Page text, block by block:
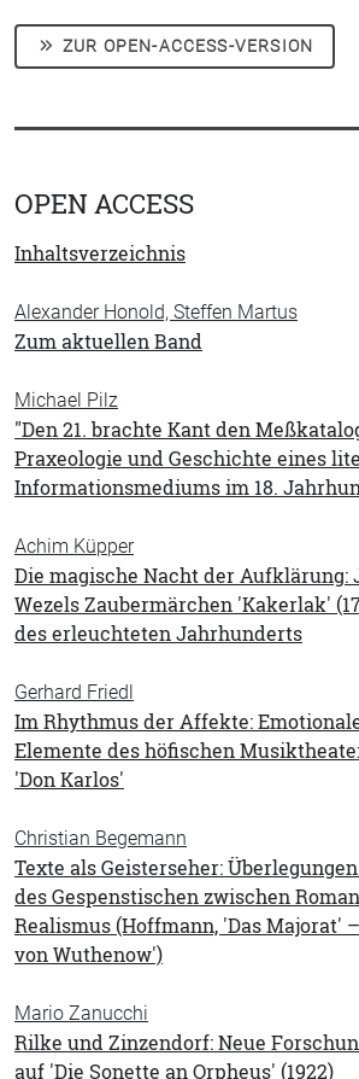
ZUR OPEN-ACCESS-VERSION
OPEN ACCESS
Inhaltsverzeichnis
Alexander Honold, Steffen Martus
Zum aktuellen Band
Michael Pilz
"Den 21. brachte Kant den
Praxeologie und Geschichte eines
Informationsmediums im 18.
Achim Küpper
Die magische Nacht der Aufklärung:
Wezels Zaubermärchen 'Kakerlak'
des erleuchteten Jahrhunderts
Gerhard Friedl
Im Rhythmus der Affekte:
Elemente des höfischen
'Don Karlos'
Christian Begemann
Texte als Geisterseher:
des Gespenstischen zwischen
Realismus (Hoffmann, 'Das Majorat'
von Wuthenow')
Mario Zanucchi
Rilke und Zinzendorf: Neue
auf 'Die Sonette an Orpheus' (1922)